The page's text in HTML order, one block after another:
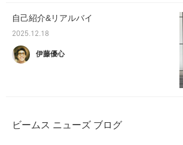
自己紹介&リアルバイ
2025.12.18
伊藤優心
ビームス ニューズ ブログ